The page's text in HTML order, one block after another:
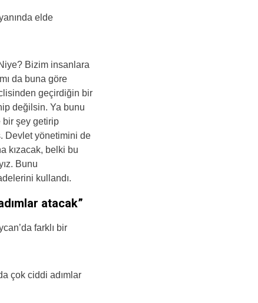
elde
Bizim insanlara
da buna göre
geçirdiğin bir
değilsin. Ya bunu
bir şey getirip
Devlet yönetimini de
kızacak, belki bu
Bunu
kullandı.
atacak”
farklı bir
çok ciddi adımlar